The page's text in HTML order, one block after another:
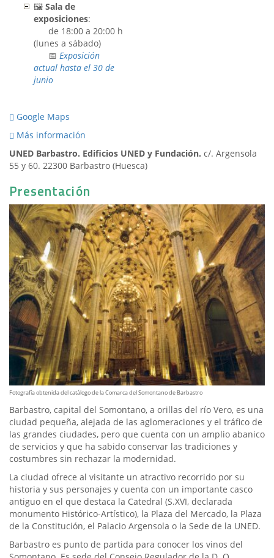
🖼️ Sala de
exposiciones:
de 18:00 a 20:00 h
(lunes a sábado)
📅 Exposición
actual hasta el 30 de
junio
Google Maps
Más información
UNED Barbastro. Edificios UNED y Fundación. c/. Argensola
55 y 60. 22300 Barbastro (Huesca)
Presentación
Fotografía obtenida del catálogo de la Comarca del Somontano de Barbastro
Barbastro, capital del Somontano, a orillas del río Vero, es una
ciudad pequeña, alejada de las aglomeraciones y el tráfico de
las grandes ciudades, pero que cuenta con un amplio abanico
de servicios y que ha sabido conservar las tradiciones y
costumbres sin rechazar la modernidad.
La ciudad ofrece al visitante un atractivo recorrido por su
historia y sus personajes y cuenta con un importante casco
antiguo en el que destaca la Catedral (S.XVI, declarada
monumento Histórico-Artístico), la Plaza del Mercado, la Plaza
de la Constitución, el Palacio Argensola o la Sede de la UNED.
Barbastro es punto de partida para conocer los vinos del